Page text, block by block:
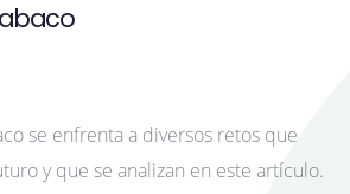
se enfrenta a diversos retos que
y que se analizan en este artículo.